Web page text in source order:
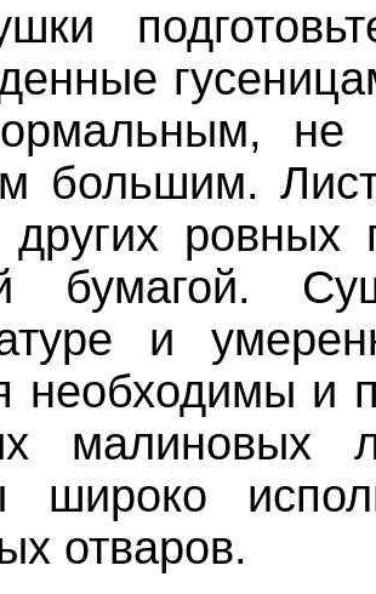
большим.
ровных
бумагой.
и
необходимы и
малиновых
широко
отваров.